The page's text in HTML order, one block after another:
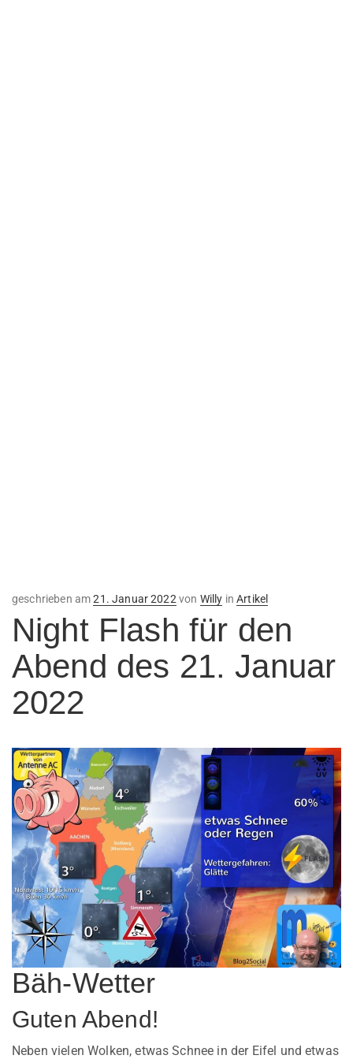
geschrieben amVeröffentlicht
am
21. Januar 2022 von Willy inArtikel
Night Flash für den
Abend des 21. Januar
2022
Bäh-Wetter
Guten Abend!
Neben vielen Wolken, etwas Schnee in der Eifel und etwas